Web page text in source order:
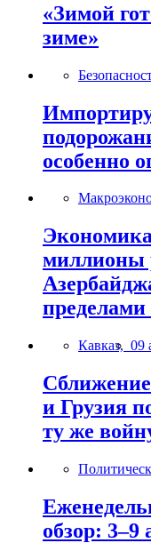
«Зимой
зиме»
особенно
Экономика
миллионы
Кавказ, 09
и Грузия
ту же
обзор: 3–9